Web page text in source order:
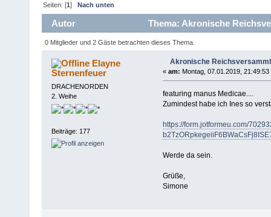
Seiten: [1]Nach unten
Autor Thema: Akronische
0 Mitglieder und 2 Gäste betrachten dieses Thema.
Elayne
Sternenfeuer
DRACHENORDEN
2. Weihe
Beiträge: 177
Akronische
« am: Montag, 07.01.2019, 21:49:53
featuring manus Medicae....
Zumindest habe ich Ines so
https://form.jotformeu.com/
Werde da sein.
Grüße,
Simone